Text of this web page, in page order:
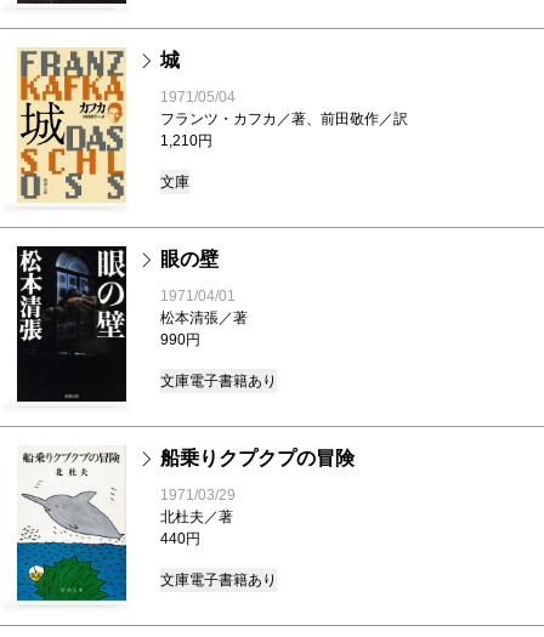
城
1971/05/04
フランツ・カフカ／著、前田敬作／訳
1,210円
文庫
眼の壁
1971/04/01
松本清張／著
990円
文庫電子書籍あり
船乗りクプクプの冒険
1971/03/29
北杜夫／著
440円
文庫電子書籍あり